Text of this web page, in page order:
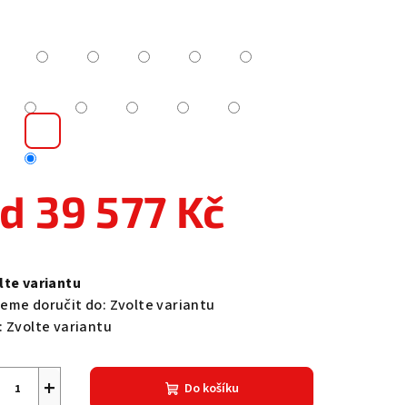
39 577 Kč
variantu
doručit do: Zvolte variantu
Zvolte variantu
+ Do košíku